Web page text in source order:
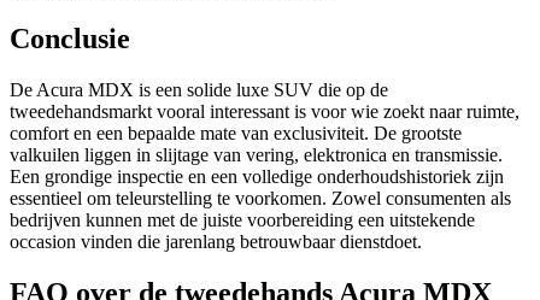
Conclusie
De Acura MDX is een solide luxe SUV die op de
tweedehandsmarkt vooral interessant is voor wie zoekt naar ruimte,
comfort en een bepaalde mate van exclusiviteit. De grootste
valkuilen liggen in slijtage van vering, elektronica en transmissie.
Een grondige inspectie en een volledige onderhoudshistoriek zijn
essentieel om teleurstelling te voorkomen. Zowel consumenten als
bedrijven kunnen met de juiste voorbereiding een uitstekende
occasion vinden die jarenlang betrouwbaar dienstdoet.
FAQ over de tweedehands Acura MDX